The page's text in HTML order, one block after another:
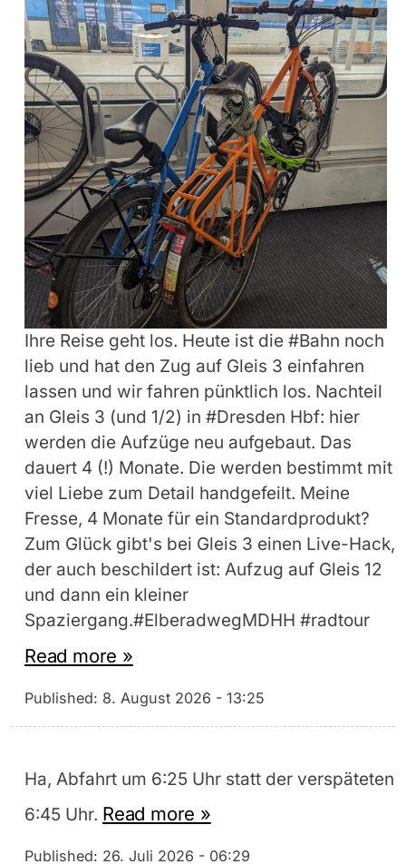
Ihre Reise geht los. Heute ist die #Bahn noch
lieb und hat den Zug auf Gleis 3 einfahren
lassen und wir fahren pünktlich los. Nachteil
an Gleis 3 (und 1/2) in #Dresden Hbf: hier
werden die Aufzüge neu aufgebaut. Das
dauert 4 (!) Monate. Die werden bestimmt mit
viel Liebe zum Detail handgefeilt. Meine
Fresse, 4 Monate für ein Standardprodukt?
Zum Glück gibt's bei Gleis 3 einen Live-Hack,
der auch beschildert ist: Aufzug auf Gleis 12
und dann ein kleiner
Spaziergang.#ElberadwegMDHH #radtour
Read more »
Published: 8. August 2026 - 13:25
Ha, Abfahrt um 6:25 Uhr statt der verspäteten
6:45 Uhr. Read more »
Published: 26. Juli 2026 - 06:29